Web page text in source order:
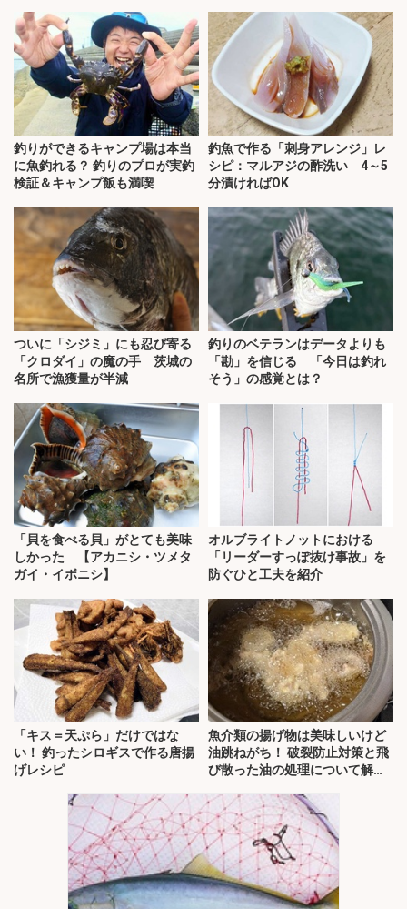
釣りができるキャンプ場は本当
に魚釣れる？ 釣りのプロが実釣
検証＆キャンプ飯も満喫
釣魚で作る「刺身アレンジ」レ
シピ：マルアジの酢洗い 4～5
分漬ければOK
ついに「シジミ」にも忍び寄る
「クロダイ」の魔の手 茨城の
名所で漁獲量が半減
釣りのベテランはデータよりも
「勘」を信じる 「今日は釣れ
そう」の感覚とは？
「貝を食べる貝」がとても美味
しかった 【アカニシ・ツメタ
ガイ・イボニシ】
オルブライトノットにおける
「リーダーすっぽ抜け事故」を
防ぐひと工夫を紹介
「キス＝天ぷら」だけではな
い！ 釣ったシロギスで作る唐揚
げレシピ
魚介類の揚げ物は美味しいけど
油跳ねがち！ 破裂防止対策と飛
び散った油の処理について解